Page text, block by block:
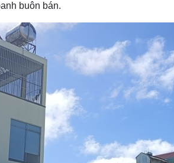
buôn bán.